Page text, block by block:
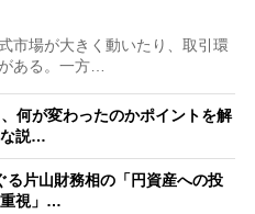
市場が大きく動いたり、取引環
ある。一方…
何が変わったのかポイントを解
説…
る片山財務相の「円資産への投
視」…